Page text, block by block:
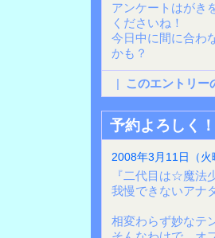
アンケートはがき
くださいね！
今日中に間に合
かも？
| このエントリー
予約よろしく！
2008年3月11日（火
『二代目は☆魔法
我慢できないアナ
相変わらず妙なテ